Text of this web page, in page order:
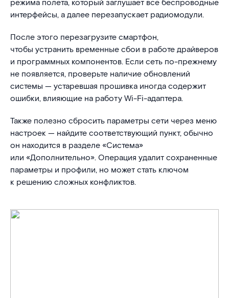
режима полета, который заглушает все беспроводные
интерфейсы, а далее перезапускает радиомодули.
После этого перезагрузите смартфон,
чтобы устранить временные сбои в работе драйверов
и программных компонентов. Если сеть по-прежнему
не появляется, проверьте наличие обновлений
системы — устаревшая прошивка иногда содержит
ошибки, влияющие на работу Wi-Fi-адаптера.
Также полезно сбросить параметры сети через меню
настроек — найдите соответствующий пункт, обычно
он находится в разделе «Система»
или «Дополнительно». Операция удалит сохраненные
параметры и профили, но может стать ключом
к решению сложных конфликтов.